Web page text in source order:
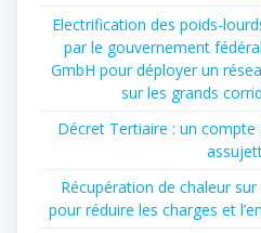
Electrification des poids-
par le gouvernement
GmbH pour déployer un
sur les grands
Décret Tertiaire : un
Récupération de chaleur
pour réduire les charges et